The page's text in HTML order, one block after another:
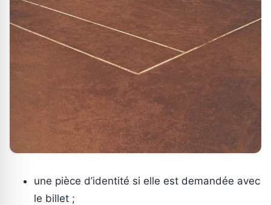
une pièce d’identité si elle est demandée avec
le billet ;